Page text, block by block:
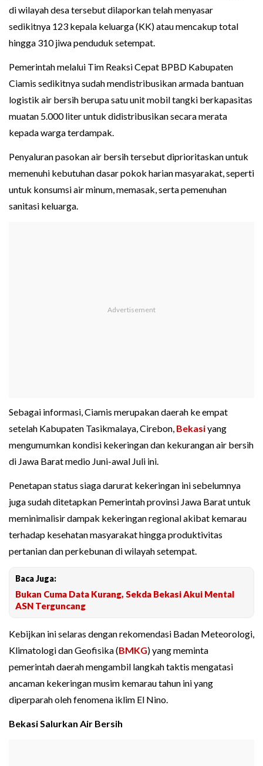
di wilayah desa tersebut dilaporkan telah menyasar
sedikitnya 123 kepala keluarga (KK) atau mencakup total
hingga 310 jiwa penduduk setempat.
Pemerintah melalui Tim Reaksi Cepat BPBD Kabupaten
Ciamis sedikitnya sudah mendistribusikan armada bantuan
logistik air bersih berupa satu unit mobil tangki berkapasitas
muatan 5.000 liter untuk didistribusikan secara merata
kepada warga terdampak.
Penyaluran pasokan air bersih tersebut diprioritaskan untuk
memenuhi kebutuhan dasar pokok harian masyarakat, seperti
untuk konsumsi air minum, memasak, serta pemenuhan
sanitasi keluarga.
Sebagai informasi, Ciamis merupakan daerah ke empat
setelah Kabupaten Tasikmalaya, Cirebon, Bekasiyang
mengumumkan kondisi kekeringan dan kekurangan air bersih
di Jawa Barat medio Juni-awal Juli ini.
Penetapan status siaga darurat kekeringan ini sebelumnya
juga sudah ditetapkan Pemerintah provinsi Jawa Barat untuk
meminimalisir dampak kekeringan regional akibat kemarau
terhadap kesehatan masyarakat hingga produktivitas
pertanian dan perkebunan di wilayah setempat.
Baca Juga:
Bukan Cuma Data Kurang, Sekda Bekasi Akui Mental
ASN Terguncang
Kebijkan ini selaras dengan rekomendasi Badan Meteorologi,
Klimatologi dan Geofisika (BMKG) yang meminta
pemerintah daerah mengambil langkah taktis mengatasi
ancaman kekeringan musim kemarau tahun ini yang
diperparah oleh fenomena iklim El Nino.
Bekasi Salurkan Air Bersih